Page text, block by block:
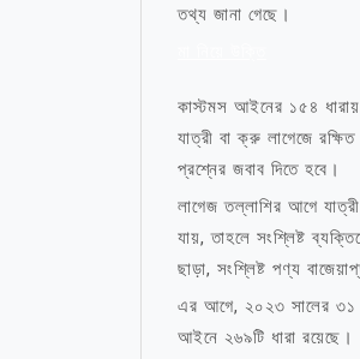
তথ্য জানা গেছে।
কাস্টমস আইনের ১৫৪ ধারায়
যাত্রী বা ক্রু লাগেজে
প্রশ্নের জবাব দিতে হবে।
লাগেজ তল্লাশির আগে
যায়, তাহলে সংশ্লিষ্ট
ছাড়া, সংশ্লিষ্ট পণ্য
এর আগে, ২০২৩ সালের ৩১
আইনে ২৬৯টি ধারা রয়েছে।